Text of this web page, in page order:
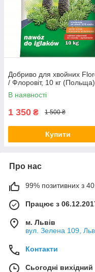
Добриво для хвойних
/ Флоровіт, 10 кг (Польща)
В наявності
1 350 ₴ 1 500 ₴
Купити
Про нас
99% позитивних з
Працює з
м. Львів
вул. Зелена 109,
Контакти
Сьогодні вихідний